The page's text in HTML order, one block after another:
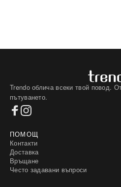
Trendo облича всеки твой повод.
пътуването.
ПОМОЩ
Контакти
Доставка
Връщане
Често задавани въпроси